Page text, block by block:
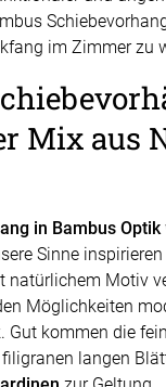
im Zimmer zu
Mix aus
in Bambus Optik
Sinne
natürlichem Motiv
Möglichkeiten
Gut kommen die
langen